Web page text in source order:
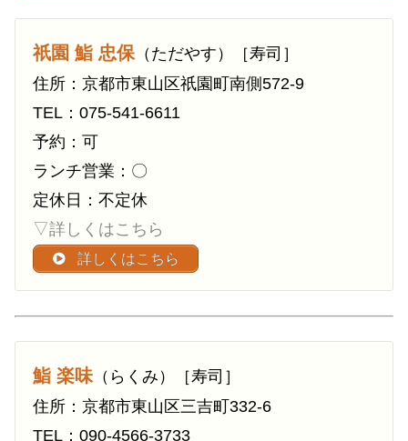
祇園 鮨 忠保（ただやす）［寿司］
住所：京都市東山区祇園町南側572-9
TEL：075-541-6611
予約：可
ランチ営業：〇
定休日：不定休
▽詳しくはこちら
詳しくはこちら
鮨 楽味 （らくみ）［寿司］
住所：京都市東山区三吉町332-6
TEL：090-4566-3733